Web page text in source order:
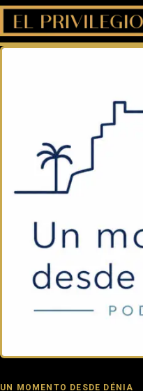
UN MOMENTO DESDE DÉNIA